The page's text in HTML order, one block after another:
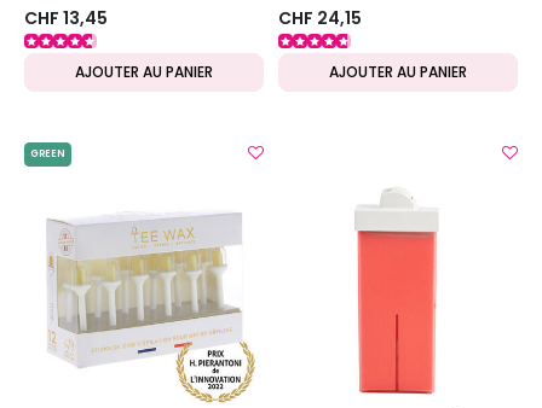
CHF 13,45
AJOUTER AU PANIER
CHF 24,15
AJOUTER AU PANIER
GREEN